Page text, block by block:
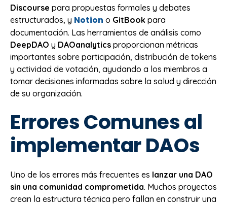
Discourse para propuestas formales y debates
estructurados, y Notion o GitBook para
documentación. Las herramientas de análisis como
DeepDAO y DAOanalytics proporcionan métricas
importantes sobre participación, distribución de tokens
y actividad de votación, ayudando a los miembros a
tomar decisiones informadas sobre la salud y dirección
de su organización.
Errores Comunes al
implementar DAOs
Uno de los errores más frecuentes es lanzar una DAO
sin una comunidad comprometida. Muchos proyectos
crean la estructura técnica pero fallan en construir una